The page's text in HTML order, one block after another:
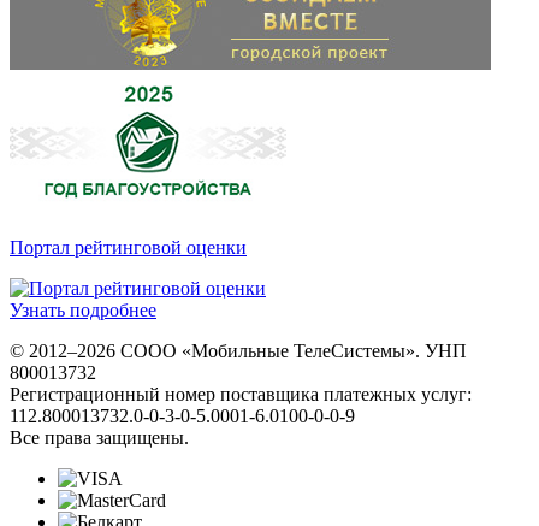
Портал рейтинговой оценки
Узнать подробнее
© 2012–2026 СООО «Мобильные ТелеСистемы». УНП
800013732
Регистрационный номер поставщика платежных услуг:
112.800013732.0-0-3-0-5.0001-6.0100-0-0-9
Все права защищены.